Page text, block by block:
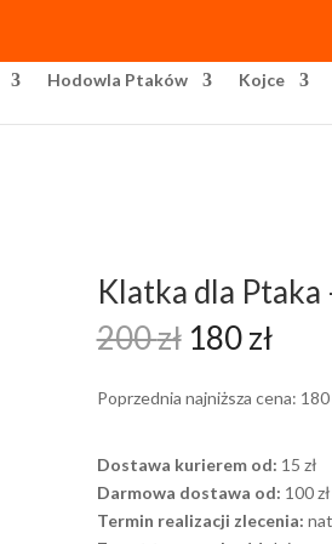
Hodowla Ptaków Kojce
Klatka dla Ptaka
200zł Pierwotna
wynosiła:
200 zł.
180zł
Poprzednia najniższa cena: 180
Dostawa kurierem od: 15 zł
Darmowa dostawa od: 100 zł
Termin realizacji zlecenia: